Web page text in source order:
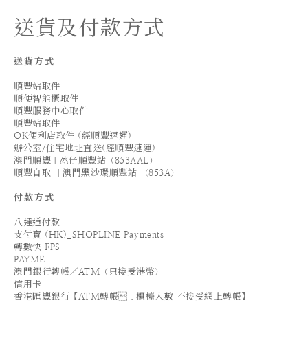
送貨及付款方式
送貨方式
順豐站取件
順便智能櫃取件
順豐服務中心取件
順豐站取件
OK便利店取件 (經順豐速運)
辦公室/住宅地址直送(經順豐速運)
澳門順豐｜氹仔順豐站（853AAL）
順豐自取 ｜澳門黑沙環順豐站 （853A）
付款方式
八達通付款
支付寶 (HK)_SHOPLINE Payments
轉數快 FPS
PAYME
澳門銀行轉帳／ATM（只接受港幣）
信用卡
香港匯豐銀行【ATM轉帳．櫃檯入數 不接受網上轉帳】